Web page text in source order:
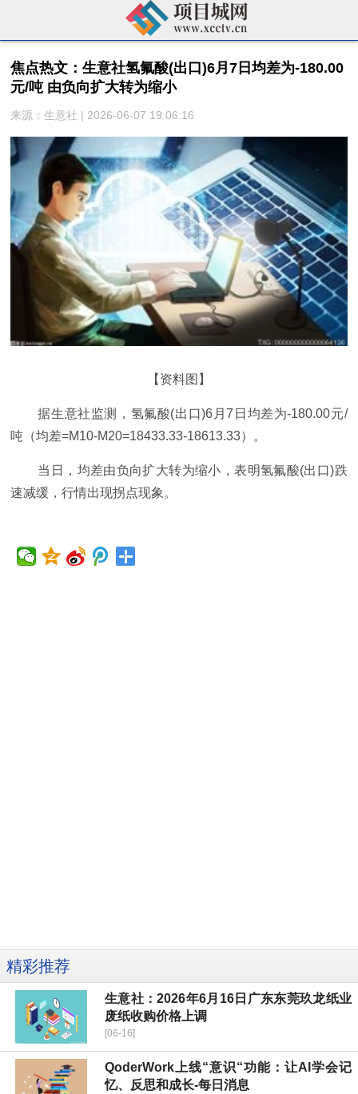
焦点热文：生意社氢氟酸(出口)6月7日均差为-180.00
元/吨 由负向扩大转为缩小
来源：生意社 | 2026-06-07 19:06:16
【资料图】
据生意社监测，氢氟酸(出口)6月7日均差为-180.00元/
吨（均差=M10-M20=18433.33-18613.33）。
当日，均差由负向扩大转为缩小，表明氢氟酸(出口)跌
速减缓，行情出现拐点现象。
精彩推荐
生意社：2026年6月16日广东东莞玖龙纸业
废纸收购价格上调
[06-16]
QoderWork上线“意识“功能：让AI学会记
忆、反思和成长-每日消息